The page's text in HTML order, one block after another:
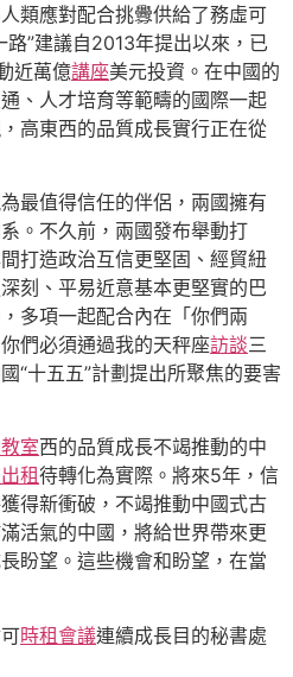
類應對配合挑釁供給了務虛可
”建議自2013年提出以來，已
近萬億講座美元投資。在中國的
、人才培育等範疇的國際一起
高東西的品質成長實行正在從
最值得信任的伴侶，兩國擁有
。不久前，兩國發布舉動打
打造政治互信更堅固、經貿紐
刻、平易近意基本更堅實的巴
多項一起配合內在「你們兩
們必須通過我的天秤座訪談三
“十五五”計劃提出所聚焦的要害
室西的品質成長不竭推動的中
租待轉化為實際。將來5年，信
得新衝破，不竭推動中國式古
活氣的中國，將給世界帶來更
盼望。這些機會和盼望，在當
時租會議連續成長目的秘書處